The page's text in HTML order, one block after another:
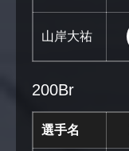
山岸大祐
200Br
選手名